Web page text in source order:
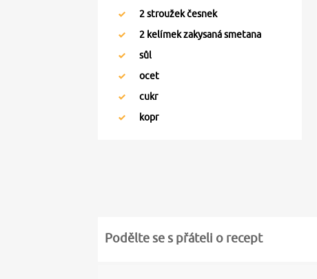
2stroužek česnek
2 kelímek zakysaná smetana
sůl
ocet
cukr
kopr
Podělte se s přáteli o recept